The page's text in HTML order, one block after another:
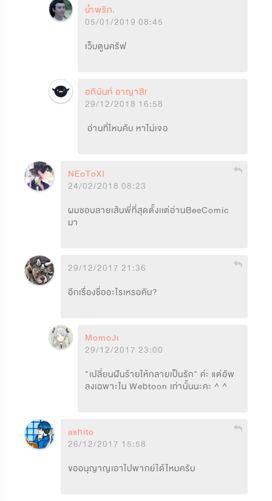
น้ำพริก.
05/01/2019 08:45
เว็บตูนครัฟ
อภินันท์ อาญาสิทธิ์
29/12/2018 16:58
อ่านที่ไหนคับ หาไม่เจอ
NEoToXI
24/02/2018 08:23
ผมชอบลายเส้นพี่ที่สุดตั้งเเต่อ่านBeeComic
มา
29/12/2017 21:36
อีกเรื่องชื่ออะไรเหรอคับ?
MomoJi
29/12/2017 23:00
"เปลี่ยนฝันร้ายให้กลายเป็นรัก" ค่ะ แต่อัพ
ลงเฉพาะใน Webtoon เท่านั้นนะคะ ^ ^
ashito
26/12/2017 15:58
ขออนุญาญเอาไปพากย์ได้ไหมครับ